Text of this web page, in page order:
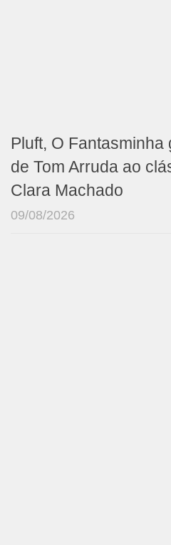
Pluft, O Fantasminha
de Tom Arruda ao
Clara Machado
09/08/2026